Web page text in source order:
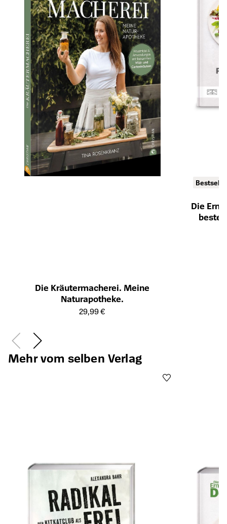
Die Kräutermacherei. Meine
Naturapotheke.
Öffnet die Detailseite des Produkts
29,99 €
Die
Mehr vom selben Verlag